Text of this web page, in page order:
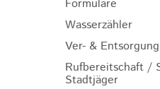
Formulare
Wasserzähler
Ver- & Entsorgung
Rufbereitschaft /
Stadtjäger